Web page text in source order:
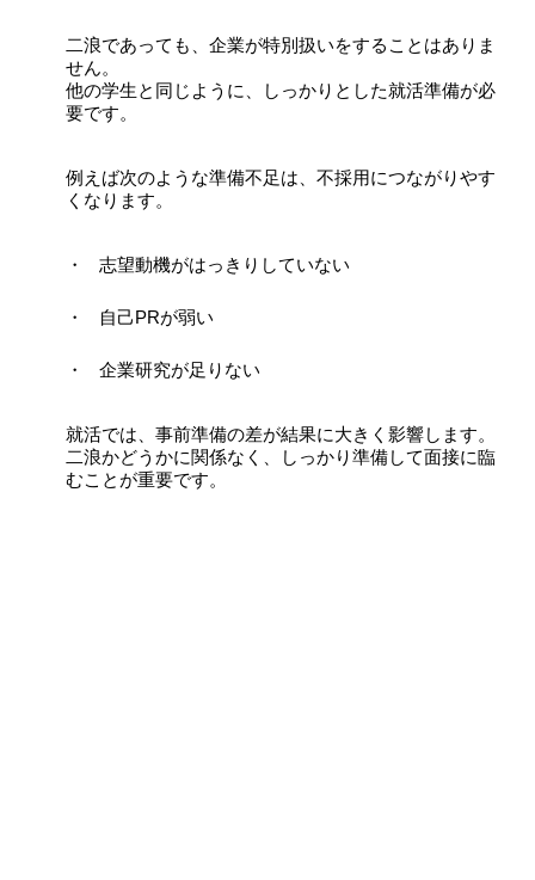
二浪であっても、企業が特別扱いをすることはありま
せん。
他の学生と同じように、しっかりとした就活準備が必
要です。
例えば次のような準備不足は、不採用につながりやす
くなります。
志望動機がはっきりしていない
自己PRが弱い
企業研究が足りない
就活では、事前準備の差が結果に大きく影響します。
二浪かどうかに関係なく、しっかり準備して面接に臨
むことが重要です。